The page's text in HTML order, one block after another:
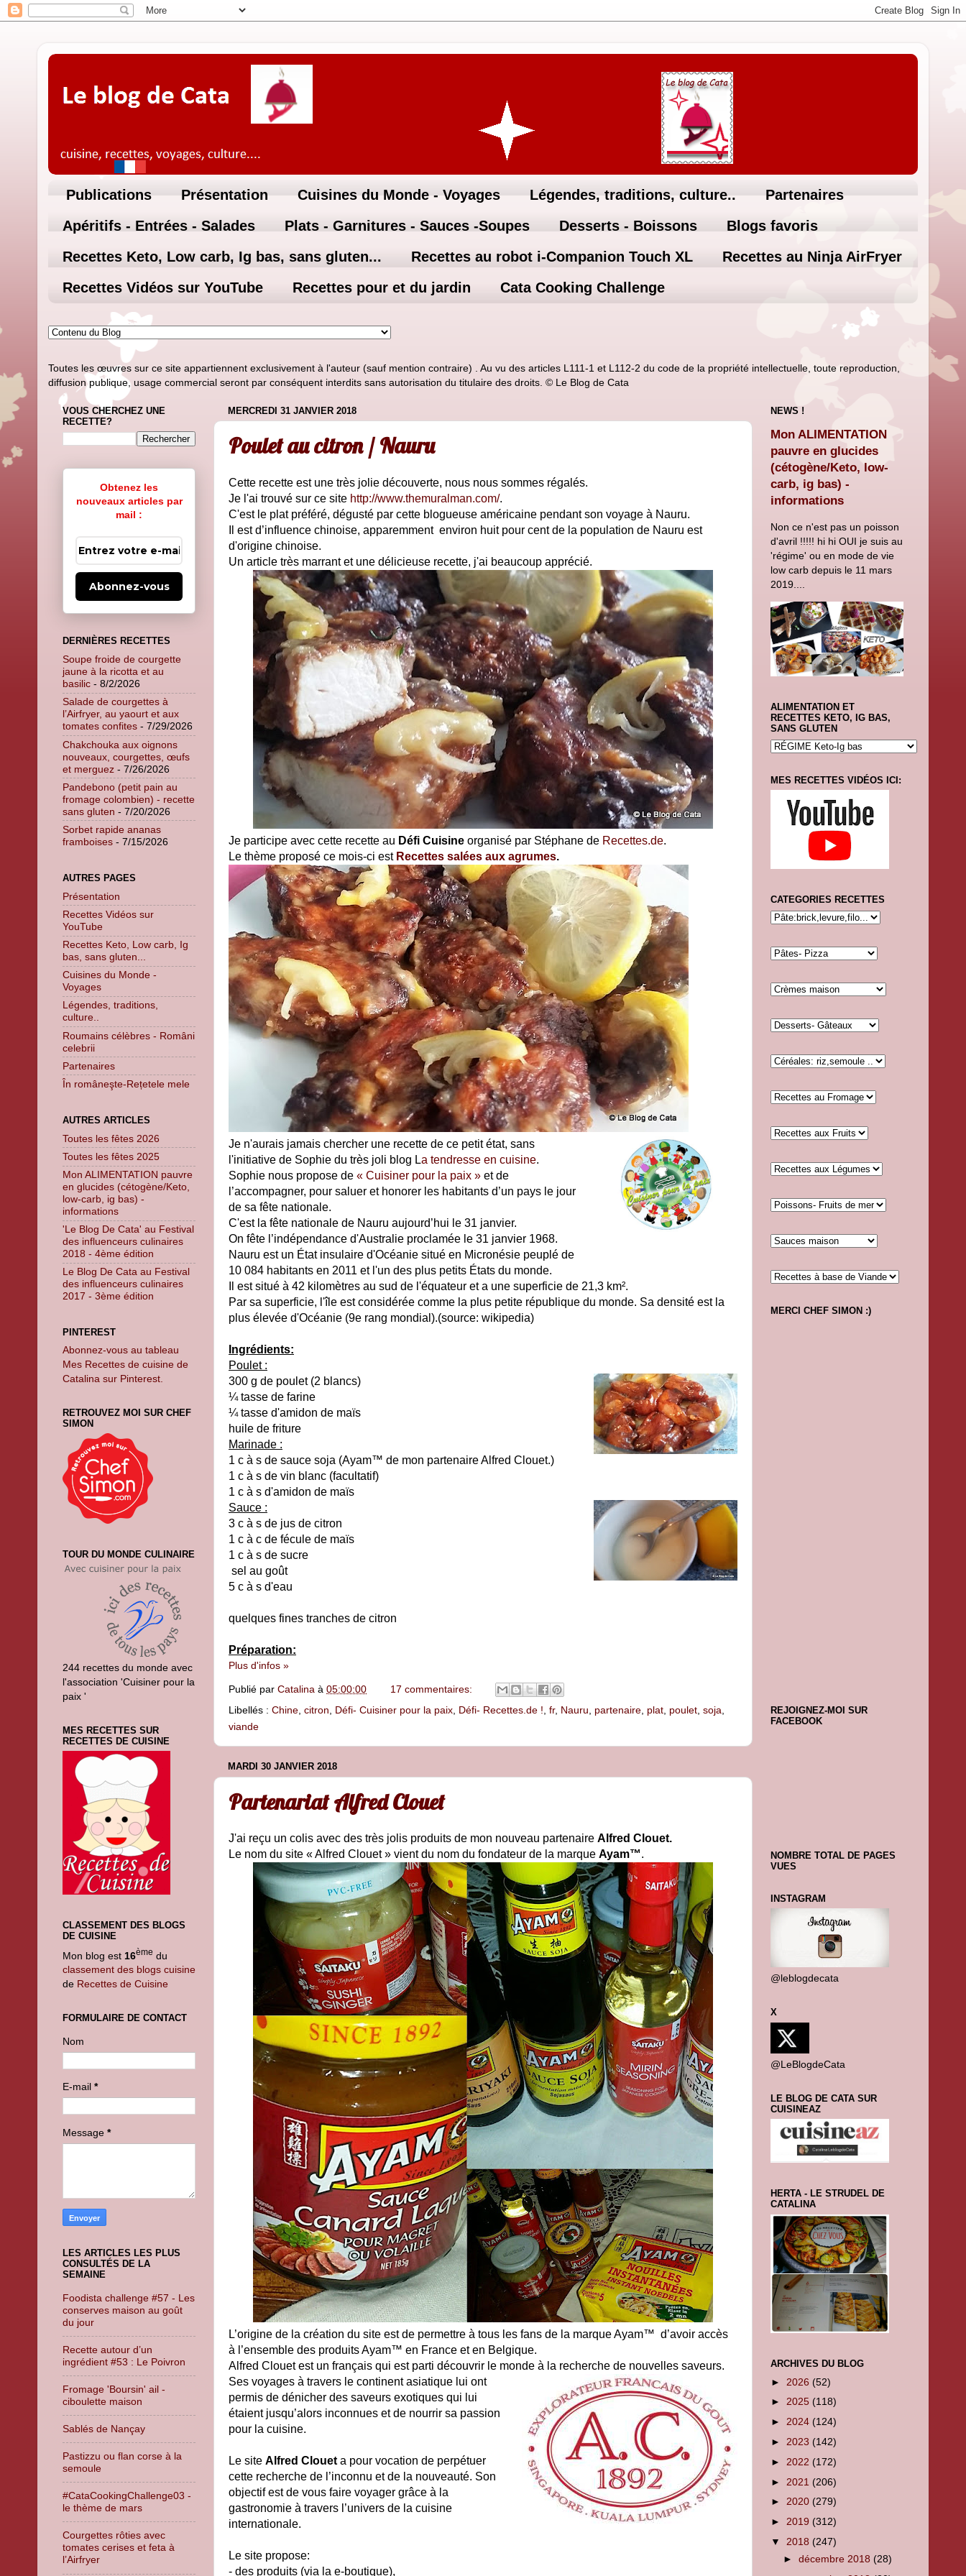
Publications Présentation Cuisines du Monde - Voyages Légendes, traditions, culture..
Partenaires
Apéritifs - Entrées - Salades
Plats - Garnitures - Sauces -Soupes Desserts - Boissons
Blogs favoris
Recettes Keto, Low carb, Ig bas, sans gluten...
Recettes au robot i-Companion Touch XL
Recettes au Ninja AirFryer
Recettes Vidéos sur YouTube
Recettes pour et du jardin Cata Cooking Challenge
Toutes les œuvres sur ce site appartiennent exclusivement à l'auteur (sauf mention contraire) . Au vu des articles L111-1 et L112-2 du code de la propriété intellectuelle, toute reproduction,
diffusion publique, usage commercial seront par conséquent interdits sans autorisation du titulaire des droits. © Le Blog de Cata
MERCREDI 31 JANVIER 2018
Poulet au citron / Nauru
Cette recette est une très jolie découverte, nous nous sommes régalés.
Je l'ai trouvé sur ce site http://www.themuralman.com/.
C'est le plat préféré, dégusté par cette blogueuse américaine pendant son voyage à Nauru.
Il est d’influence chinoise, apparemment environ huit pour cent de la population de Nauru est
d'origine chinoise.
Un article très marrant et une délicieuse recette, j'ai beaucoup apprécié.
Je participe avec cette recette au Défi Cuisine organisé par Stéphane de Recettes.de.
Le thème proposé ce mois-ci est Recettes salées aux agrumes.
Je n'aurais jamais chercher une recette de ce petit état, sans
l'initiative de Sophie du très joli blog La tendresse en cuisine.
Sophie nous propose de « Cuisiner pour la paix » et de
l’accompagner, pour saluer et honorer les habitants d’un pays le jour
de sa fête nationale.
C'est la fête nationale de Nauru aujourd’hui le 31 janvier.
On fête l’indépendance d'Australie proclamée le 31 janvier 1968.
Nauru est un État insulaire d'Océanie situé en Micronésie peuplé de
10 084 habitants en 2011 et l'un des plus petits États du monde.
Il est situé à 42 kilomètres au sud de l'équateur et a une superficie de 21,3 km².
Par sa superficie, l'île est considérée comme la plus petite république du monde. Sa densité est la
plus élevée d'Océanie (9e rang mondial).(source: wikipedia)
Ingrédients:
Poulet :
300 g de poulet (2 blancs)
¼ tasse de farine
¼ tasse d'amidon de maïs
huile de friture
Marinade :
1 c à s de sauce soja (Ayam™ de mon partenaire Alfred Clouet.)
1 c à s de vin blanc (facultatif)
1 c à s d'amidon de maïs
Sauce :
3 c à s de jus de citron
1 c à c de fécule de maïs
1 c à s de sucre
sel au goût
5 c à s d'eau
quelques fines tranches de citron
Préparation:
Plus d'infos »
Publié par Catalina à 05:00:00
17 commentaires:
Libellés : Chine citron Défi- Cuisiner pour la paix Défi- Recettes.de ! fr, Nauru partenaire plat poulet soja
viande
MARDI 30 JANVIER 2018
Partenariat Alfred Clouet
J'ai reçu un colis avec des très jolis produits de mon nouveau partenaire Alfred Clouet.
Le nom du site « Alfred Clouet » vient du nom du fondateur de la marque Ayam™.
L’origine de la création du site est de permettre à tous les fans de la marque Ayam™ d’avoir accès
à l’ensemble des produits Ayam™ en France et en Belgique.
Alfred Clouet est un français qui est parti découvrir le monde à la recherche de nouvelles saveurs.
Ses voyages à travers le continent asiatique lui ont
permis de dénicher des saveurs exotiques qui lui
étaient jusqu’alors inconnues et de nourrir sa passion
pour la cuisine.
Le site Alfred Clouet a pour vocation de perpétuer
cette recherche de l’inconnu et de la nouveauté. Son
objectif est de vous faire voyager grâce à la
gastronomie à travers l’univers de la cuisine
internationale.
Le site propose:
- des produits (via la e-boutique),
VOUS CHERCHEZ UNE
RECETTE?
Obtenez les
nouveaux articles par
mail :
Abonnez-vous
DERNIÈRES RECETTES
Soupe froide de courgette
jaune à la ricotta et au
basilic - 8/2/2026
Salade de courgettes à
l’Airfryer, au yaourt et aux
tomates confites - 7/29/2026
Chakchouka aux oignons
nouveaux, courgettes, œufs
et merguez - 7/26/2026
Pandebono (petit pain au
fromage colombien) - recette
sans gluten - 7/20/2026
Sorbet rapide ananas
framboises - 7/15/2026
AUTRES PAGES
Présentation
Recettes Vidéos sur
YouTube
Recettes Keto, Low carb, Ig
bas, sans gluten...
Cuisines du Monde -
Voyages
Légendes, traditions,
culture..
Roumains célèbres - Români
celebrii
Partenaires
În româneşte-Rețetele mele
AUTRES ARTICLES
Toutes les fêtes 2026
Toutes les fêtes 2025
Mon ALIMENTATION pauvre
en glucides (cétogène/Keto,
low-carb, ig bas) -
informations
'Le Blog De Cata' au Festival
des influenceurs culinaires
2018 - 4ème édition
Le Blog De Cata au Festival
des influenceurs culinaires
2017 - 3ème édition
PINTEREST
Abonnez-vous au tableau
Mes Recettes de cuisine de
Catalina sur Pinterest.
RETROUVEZ MOI SUR CHEF
SIMON
TOUR DU MONDE CULINAIRE
244 recettes du monde avec
l'association 'Cuisiner pour la
paix '
MES RECETTES SUR
RECETTES DE CUISINE
CLASSEMENT DES BLOGS
DE CUISINE
Mon blog est 16ème du
classement des blogs cuisine
de Recettes de Cuisine
FORMULAIRE DE CONTACT
Nom
E-mail *
Message *
LES ARTICLES LES PLUS
CONSULTÉS DE LA
SEMAINE
Foodista challenge #57 - Les
conserves maison au goût
du jour
Recette autour d’un
ingrédient #53 : Le Poivron
Fromage 'Boursin' ail -
ciboulette maison
Sablés de Nançay
Pastizzu ou flan corse à la
semoule
#CataCookingChallenge03 -
le thème de mars
Courgettes rôties avec
tomates cerises et feta à
l’Airfryer
NEWS !
Mon ALIMENTATION
pauvre en glucides
(cétogène/Keto, low-
carb, ig bas) -
informations
Non ce n'est pas un poisson
d'avril !!!!! hi hi OUI je suis au
'régime' ou en mode de vie
low carb depuis le 11 mars
2019....
ALIMENTATION ET
RECETTES KETO, IG BAS,
SANS GLUTEN
MES RECETTES VIDÉOS ICI:
CATEGORIES RECETTES
MERCI CHEF SIMON :)
REJOIGNEZ-MOI SUR
FACEBOOK
NOMBRE TOTAL DE PAGES
VUES
INSTAGRAM
@leblogdecata
X
@LeBlogdeCata
LE BLOG DE CATA SUR
CUISINEAZ
HERTA - LE STRUDEL DE
CATALINA
ARCHIVES DU BLOG
► 2026 (52)
► 2025 (118)
► 2024 (124)
► 2023 (142)
► 2022 (172)
► 2021 (206)
► 2020 (279)
► 2019 (312)
▼ 2018 (247)
►décembre 2018(28)